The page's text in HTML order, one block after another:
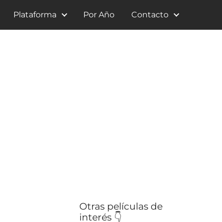
Plataforma Por Año Contacto
Otras películas de
interés 👇